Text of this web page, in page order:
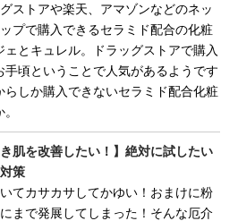
グストアや楽天、アマゾンなどのネッ
ップで購入できるセラミド配合の化粧
とキュレル。ドラッグストアで購入
頃ということで人気があるようです
しか購入できないセラミド配合化粧
き肌を改善したい！】絶対に試したい
策
てカサカサしてかゆい！おまけに粉
まで発展してしまった！そんな厄介